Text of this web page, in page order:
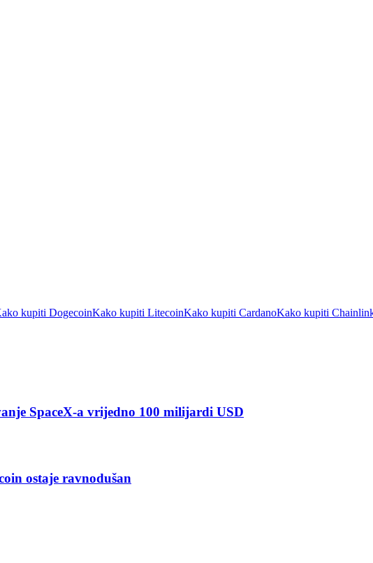
kupiti DogecoinKako kupiti LitecoinKako kupiti CardanoKako kupiti
SpaceX-a vrijedno 100 milijardi USD
ostaje ravnodušan